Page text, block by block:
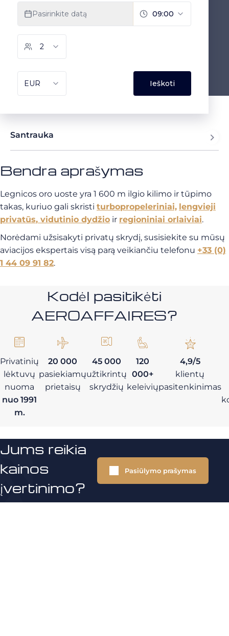
Santrauka
Bendra aprašymas
Legnicos oro uoste yra 1 600 m ilgio kilimo ir tūpimo
takas, kuriuo gali skristi turbopropeleriniai, lengvieji
privatūs, vidutinio dydžio ir regioniniai orlaiviai.
Norėdami užsisakyti privatų skrydį, susisiekite su mūsų
aviacijos ekspertais visą parą veikiančiu telefonu +33 (0)
1 44 09 91 82.
Kodėl pasitikėti
AEROAFFAIRES?
Privatinių
lėktuvų
nuoma
nuo 1991
m.
20 000
pasiekiamų
prietaisų
45 000
užtikrintų
skrydžių
120
000+
keleivių
4,9/5
klientų
pasitenkinimas
Jums reikia
kainos
įvertinimo?
Pasiūlymo prašymas